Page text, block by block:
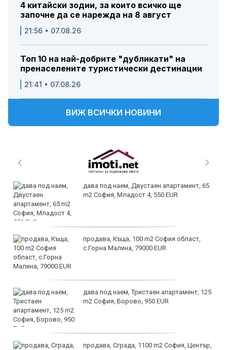
4 китайски зодии, за които всичко ще
започне да се нарежда на 8 август
21:56 • 07.08.26
Топ 10 на най-добрите "дубликати" на
пренаселените туристически дестинации
21:41 • 07.08.26
ВИЖ ВСИЧКИ НОВИНИ
дава под наем, Двустаен апартамент, 65
m2 София, Младост 4, 550 EUR
продава, Къща, 100 m2 София област,
с.Горна Малина, 79000 EUR
дава под наем, Тристаен апартамент, 125
m2 София, Борово, 950 EUR
продава, Сграда, 1100 m2 София, Център,